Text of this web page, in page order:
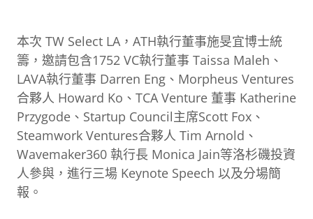
本次 TW Select LA，ATH執行董事施旻宜博士統
籌，邀請包含1752 VC執行董事 Taissa Maleh、
LAVA執行董事 Darren Eng、Morpheus Ventures
合夥人 Howard Ko、TCA Venture 董事 Katherine
Przygode、Startup Council主席Scott Fox、
Steamwork Ventures合夥人 Tim Arnold、
Wavemaker360 執行長 Monica Jain等洛杉磯投資
人參與，進行三場 Keynote Speech 以及分場簡
報。